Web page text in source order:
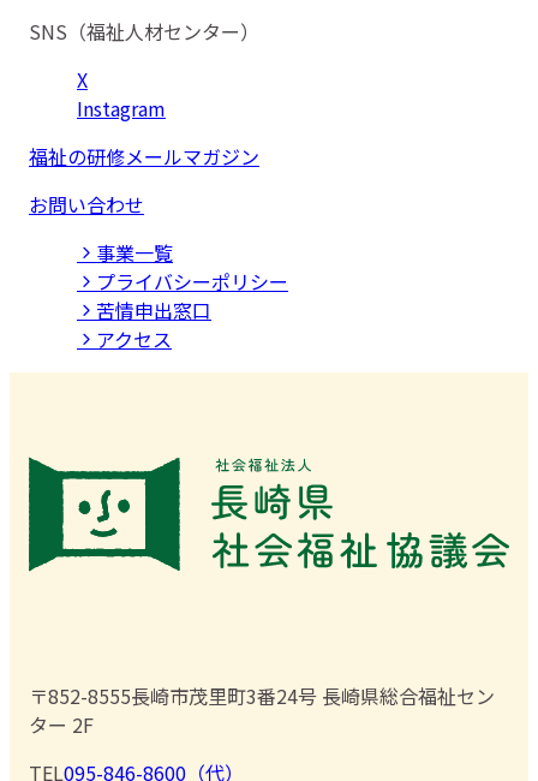
SNS（福祉人材センター）
X
Instagram
福祉の研修メールマガジン
お問い合わせ
事業⼀覧
プライバシーポリシー
苦情申出窓口
アクセス
〒852-8555長崎市茂里町3番24号 長崎県総合福祉セン
ター 2F
TEL095-846-8600（代）